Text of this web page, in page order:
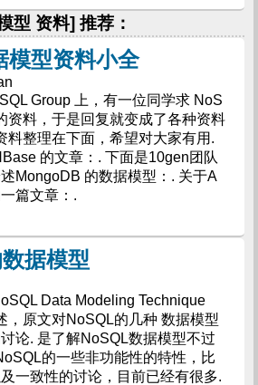
型 资料] 推荐：
模型资料小全
Group 上，有一位同学求 NoS
资料，于是回复就变成了各种资料
料整理在下面，希望对大家有用.
的文章：. 下面是10gen团队
MongoDB 的数据模型：. 关于A
篇文章：.
据模型
Data Modeling Technique
，原文对NoSQL的几种 数据模型
论. 是了解NoSQL数据模型不过
的一些非功能性的特性，比
一致性的讨论，目前已经有很多.